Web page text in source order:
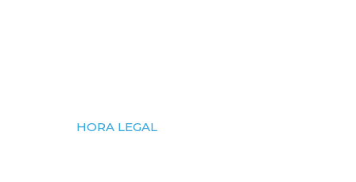
HORA LEGAL